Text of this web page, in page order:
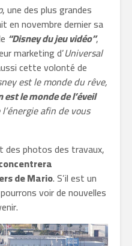
, une des plus grandes
en novembre dernier sa
“Disney du jeu vidéo”,
marketing d’Universal
cette volonté de
est le monde du rêve,
le monde de l’éveil
afin de vous
des photos des travaux,
de Mario. S’il est un
voir de nouvelles